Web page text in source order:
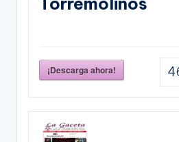
¡Descarga ahora!